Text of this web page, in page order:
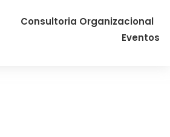
Consultoria Organizacional
Eventos